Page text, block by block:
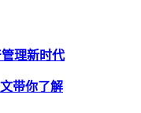
理新时代
带你了解